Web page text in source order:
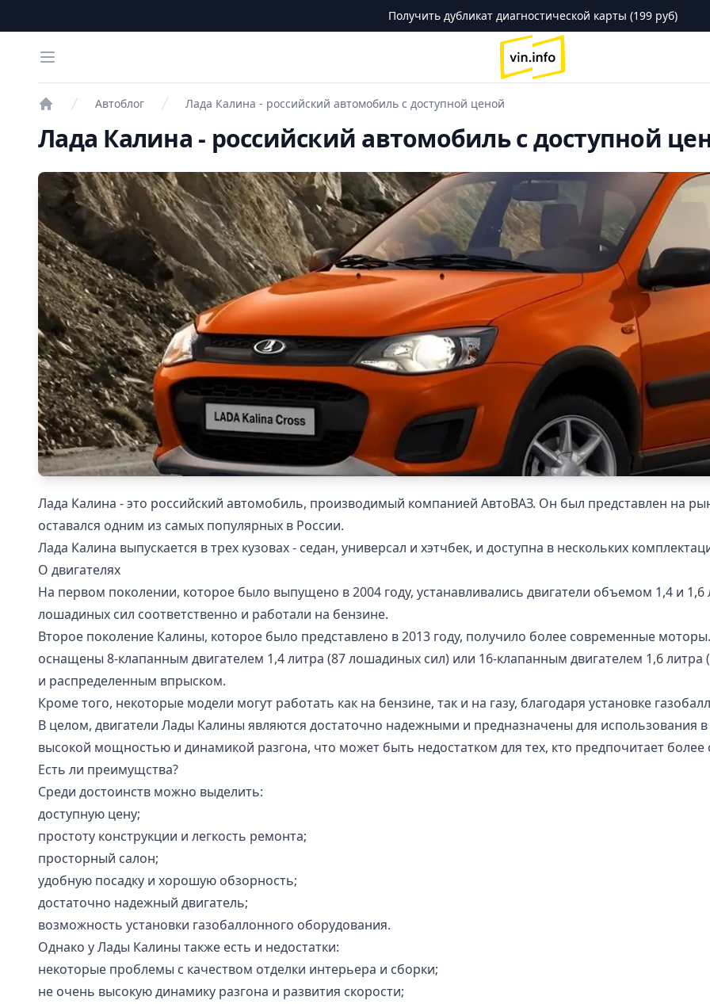
Получить дубликат диагностической карты (199 руб)
Open menu
logo
Автоблог Лада Калина - российский автомобиль с доступной ценой
Лада Калина - российский автомобиль с доступной
Лада Калина - это российский автомобиль, производимый компанией АвтоВАЗ. Он был представлен на
оставался одним из самых популярных в России.
Лада Калина выпускается в трех кузовах - седан, универсал и хэтчбек, и доступна в нескольких
О двигателях
На первом поколении, которое было выпущено в 2004 году, устанавливались двигатели объемом 1,4 и
лошадиных сил соответственно и работали на бензине.
Второе поколение Калины, которое было представлено в 2013 году, получило более современные
оснащены 8-клапанным двигателем 1,4 литра (87 лошадиных сил) или 16-клапанным двигателем 1,6
и распределенным впрыском.
Кроме того, некоторые модели могут работать как на бензине, так и на газу, благодаря установке
В целом, двигатели Лады Калины являются достаточно надежными и предназначены для использования
высокой мощностью и динамикой разгона, что может быть недостатком для тех, кто предпочитает более
Есть ли преимущства?
Среди достоинств можно выделить:
доступную цену;
простоту конструкции и легкость ремонта;
просторный салон;
удобную посадку и хорошую обзорность;
достаточно надежный двигатель;
возможность установки газобаллонного оборудования.
Однако у Лады Калины также есть и недостатки:
некоторые проблемы с качеством отделки интерьера и сборки;
не очень высокую динамику разгона и развития скорости;